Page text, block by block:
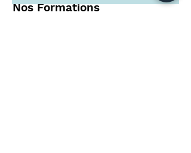
Nos Formations